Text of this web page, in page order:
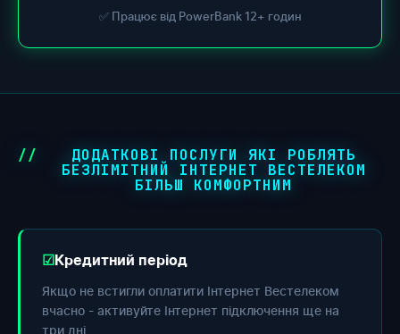
✅ Працює від PowerBank 12+ годин
ДОДАТКОВІ ПОСЛУГИ ЯКІ РОБЛЯТЬ
БЕЗЛІМІТНИЙ ІНТЕРНЕТ ВЕСТЕЛЕКОМ
БІЛЬШ КОМФОРТНИМ
Кредитний період
Якщо не встигли оплатити Інтернет Вестелеком
вчасно - активуйте Інтернет підключення ще на
три дні.